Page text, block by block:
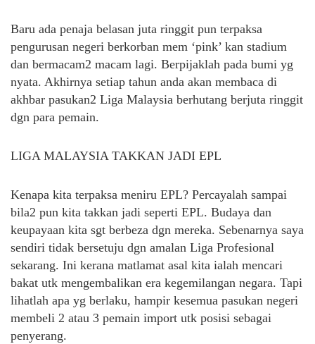
Baru ada penaja belasan juta ringgit pun terpaksa
pengurusan negeri berkorban mem ‘pink’ kan stadium
dan bermacam2 macam lagi. Berpijaklah pada bumi yg
nyata. Akhirnya setiap tahun anda akan membaca di
akhbar pasukan2 Liga Malaysia berhutang berjuta ringgit
dgn para pemain.
LIGA MALAYSIA TAKKAN JADI EPL
Kenapa kita terpaksa meniru EPL? Percayalah sampai
bila2 pun kita takkan jadi seperti EPL. Budaya dan
keupayaan kita sgt berbeza dgn mereka. Sebenarnya saya
sendiri tidak bersetuju dgn amalan Liga Profesional
sekarang. Ini kerana matlamat asal kita ialah mencari
bakat utk mengembalikan era kegemilangan negara. Tapi
lihatlah apa yg berlaku, hampir kesemua pasukan negeri
membeli 2 atau 3 pemain import utk posisi sebagai
penyerang.